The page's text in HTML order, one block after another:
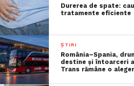
Durerea de spate:
tratamente eficiente
ȘTIRI
România–Spania,
destine și întoarceri
Trans rămâne o